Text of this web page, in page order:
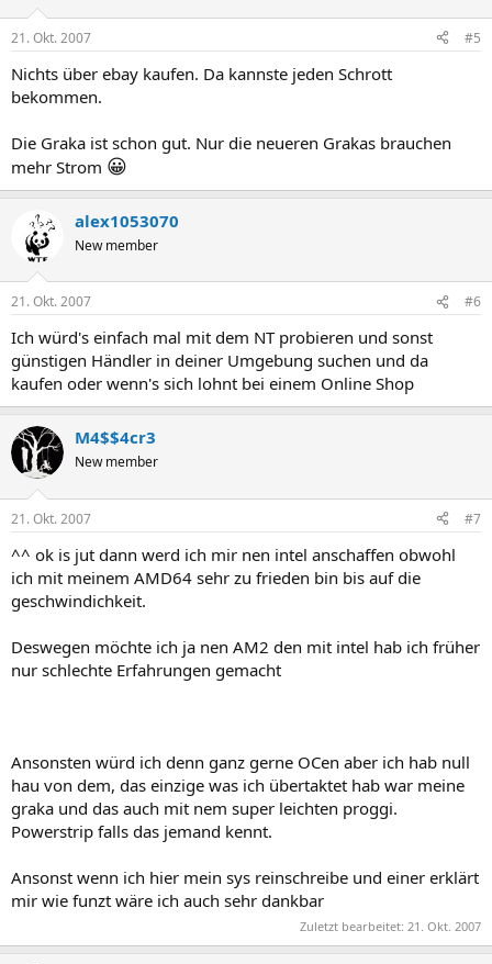
21. Okt. 2007 #5
Nichts über ebay kaufen. Da kannste jeden Schrott
bekommen.
Die Graka ist schon gut. Nur die neueren Grakas brauchen
mehr Strom 😀
alex1053070
New member
21. Okt. 2007 #6
Ich würd's einfach mal mit dem NT probieren und sonst
günstigen Händler in deiner Umgebung suchen und da
kaufen oder wenn's sich lohnt bei einem Online Shop
M4$$4cr3
New member
21. Okt. 2007 #7
^^ ok is jut dann werd ich mir nen intel anschaffen obwohl
ich mit meinem AMD64 sehr zu frieden bin bis auf die
geschwindichkeit.
Deswegen möchte ich ja nen AM2 den mit intel hab ich früher
nur schlechte Erfahrungen gemacht
Ansonsten würd ich denn ganz gerne OCen aber ich hab null
hau von dem, das einzige was ich übertaktet hab war meine
graka und das auch mit nem super leichten proggi.
Powerstrip falls das jemand kennt.
Ansonst wenn ich hier mein sys reinschreibe und einer erklärt
mir wie funzt wäre ich auch sehr dankbar
Zuletzt bearbeitet: 21. Okt. 2007